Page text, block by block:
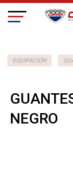
EQUIPACIÓN
NEGRO